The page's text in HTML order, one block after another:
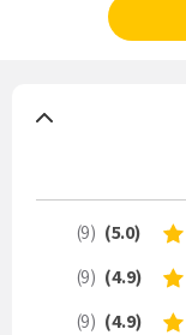
(5.0)
(9)
(4.9)
(9)
(4.9)
(9)